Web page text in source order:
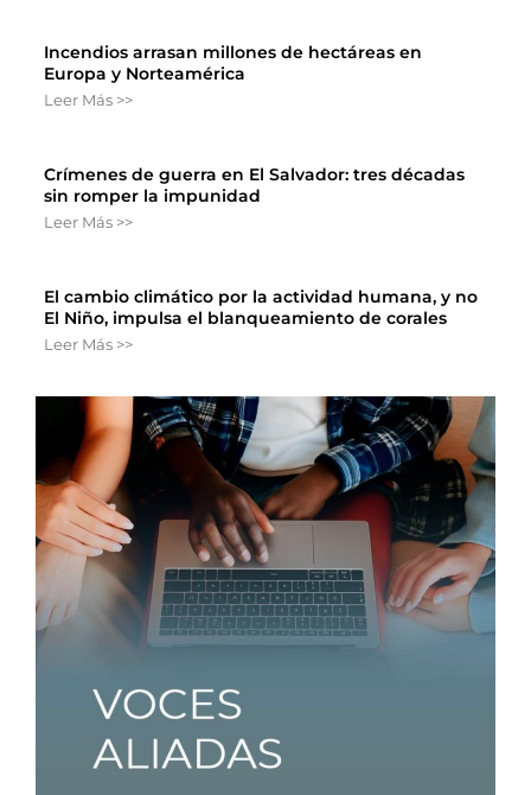
Incendios arrasan millones de hectáreas en
Europa y Norteamérica
Leer Más >>
Crímenes de guerra en El Salvador: tres décadas
sin romper la impunidad
Leer Más >>
El cambio climático por la actividad humana, y no
El Niño, impulsa el blanqueamiento de corales
Leer Más >>